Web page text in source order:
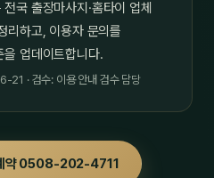
국 출장마사지·홈타이 업체
리하고, 이용자 문의를
을 업데이트합니다.
· 검수: 이용 안내 검수 담당
예약 0508-202-4711